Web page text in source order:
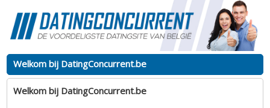
Welkom bij DatingConcurrent.be
Welkom bij DatingConcurrent.be